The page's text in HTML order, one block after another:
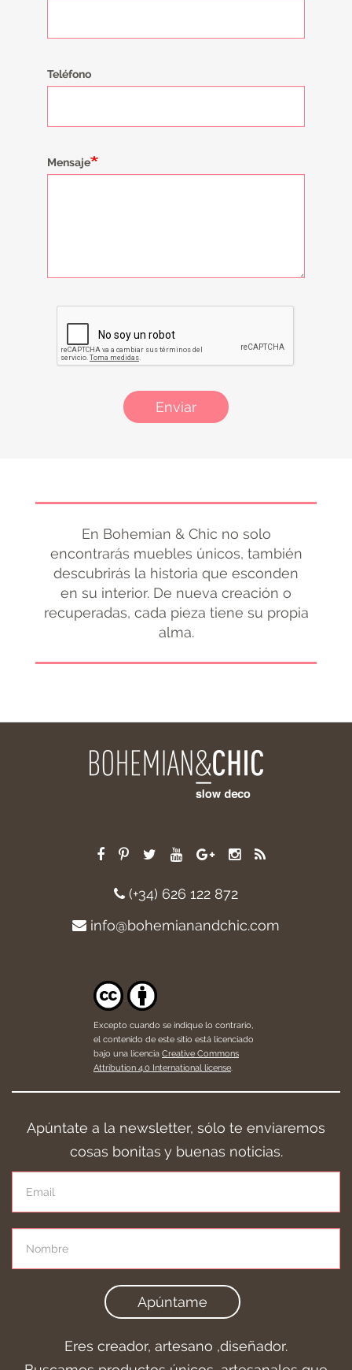
Teléfono
Mensaje
Enviar
En Bohemian & Chic no solo
encontrarás muebles únicos, también
descubrirás la historia que esconden
en su interior. De nueva creación o
recuperadas, cada pieza tiene su propia
alma.
(+34) 626 122 872
info@bohemianandchic.com
Excepto cuando se indique lo contrario,
el contenido de este sitio está licenciado
bajo una licencia Creative Commons
Attribution 4.0 International license.
Apúntate a la newsletter, sólo te enviaremos
cosas bonitas y buenas noticias.
Apúntame
Eres creador, artesano ,diseñador.